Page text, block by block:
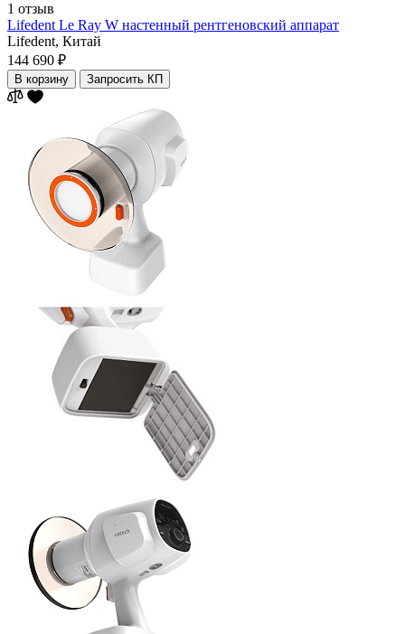
1 отзыв
Lifedent Le Ray W настенный рентгеновский аппарат
Lifedent, Китай
144 690 ₽
В корзину Запросить КП